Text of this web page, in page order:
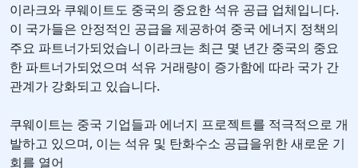
이라크와 쿠웨이트도 중국의 중요한 석유 공급 업체입니다.
이 국가들은 안정적인 공급을 제공하여 중국 에너지 정책의
주요 파트너가되었습니 이라크는 최근 몇 년간 중국의 중요
한 파트너가되었으며 석유 거래량이 증가함에 따라 국가 간
관계가 강화되고 있습니다.
쿠웨이트는 중국 기업들과 에너지 프로젝트를 적극적으로 개
발하고 있으며, 이는 석유 및 탄화수소 공급을위한 새로운 기
회를 열어